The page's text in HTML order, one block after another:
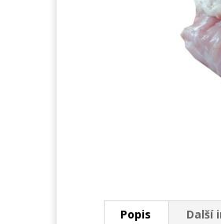
Popis Další